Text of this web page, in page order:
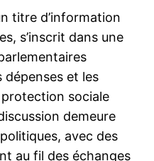
titre d’information
s’inscrit dans une
et les
sociale
demeure
avec des
au fil des échanges